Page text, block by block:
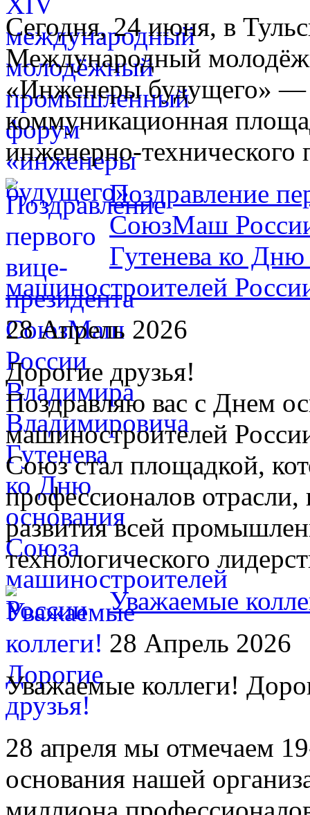
Сегодня, 24 июня, в
Международный
«Инженеры будущего» —
коммуникационная
инженерно-технического
Поздравление
СоюзМаш
Гутенева ко
машиностроителей
28 Апрель 2026
Дорогие друзья!
Поздравляю вас с Днем
машиностроителей
Союз стал площадкой,
профессионалов
развития всей
технологического
Уважаемые
28 Апрель 2026
Уважаемые коллеги!
28 апреля мы отмечаем
основания нашей